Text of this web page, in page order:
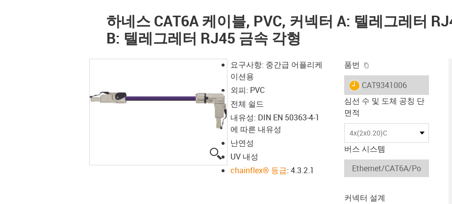
하네스 CAT6A 케이블, PVC, 커넥터 A: 텔레그레터
B: 텔레그레터 RJ45 금속 각형
igus-icon-lupe
요구사항: 중간급 어플리케
이션용
외피: PVC
전체 쉴드
내유성: DIN EN 50363-4-1
에 따른 내유성
난연성
UV 내성
chainflex® 등급: 4.3.2.1
품번
igus-icon-lieferzeit
CAT9341006
심선 수 및 도체 공칭 단
면적
4x(2x0.20)C
버스 시스템
커넥터 설계